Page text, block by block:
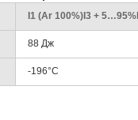
I1 (Ar 100%)I3 +
88 Дж
-196°C